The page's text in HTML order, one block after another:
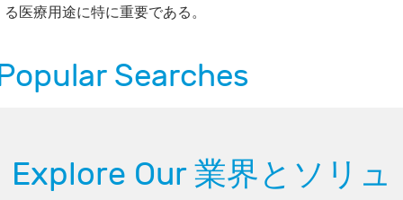
る医療用途に特に重要である。
Searches
Explore Our 業界とソリュ